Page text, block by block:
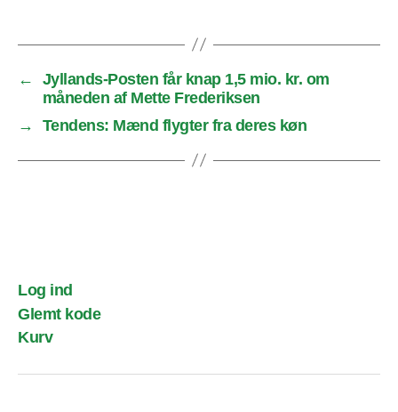
←
Jyllands-Posten får knap 1,5 mio. kr. om
måneden af Mette Frederiksen
→
Tendens: Mænd flygter fra deres køn
Log ind
Glemt kode
Kurv